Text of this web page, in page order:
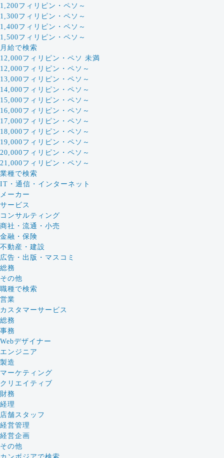
1,200フィリピン・ペソ～
1,300フィリピン・ペソ～
1,400フィリピン・ペソ～
1,500フィリピン・ペソ～
月給で検索
12,000フィリピン・ペソ 未満
12,000フィリピン・ペソ～
13,000フィリピン・ペソ～
14,000フィリピン・ペソ～
15,000フィリピン・ペソ～
16,000フィリピン・ペソ～
17,000フィリピン・ペソ～
18,000フィリピン・ペソ～
19,000フィリピン・ペソ～
20,000フィリピン・ペソ～
21,000フィリピン・ペソ～
業種で検索
IT・通信・インターネット
メーカー
サービス
コンサルティング
商社・流通・小売
金融・保険
不動産・建設
広告・出版・マスコミ
総務
その他
職種で検索
営業
カスタマーサービス
総務
事務
Webデザイナー
エンジニア
製造
マーケティング
クリエイティブ
財務
経理
店舗スタッフ
経営管理
経営企画
その他